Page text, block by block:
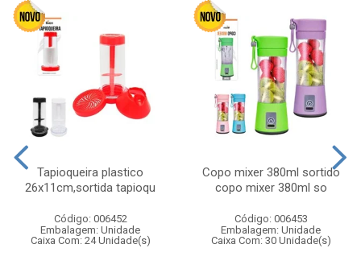
Tapioqueira plastico
26x11cm,sortida tapioqu
Código: 006452
Embalagem: Unidade
Caixa Com: 24 Unidade(s)
Copo mixer 380ml sortido
copo mixer 380ml so
Código: 006453
Embalagem: Unidade
Caixa Com: 30 Unidade(s)